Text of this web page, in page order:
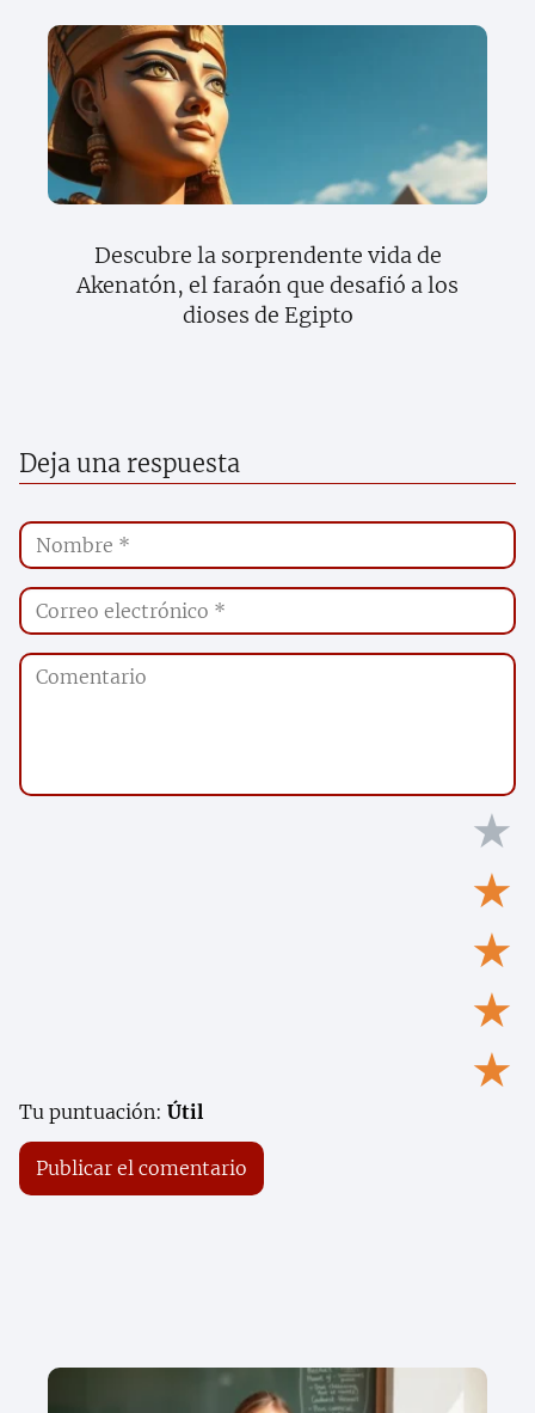
Descubre la sorprendente vida de
Akenatón, el faraón que desafió a los
dioses de Egipto
Deja una respuesta
★
★
★
★
★
Tu puntuación: Útil